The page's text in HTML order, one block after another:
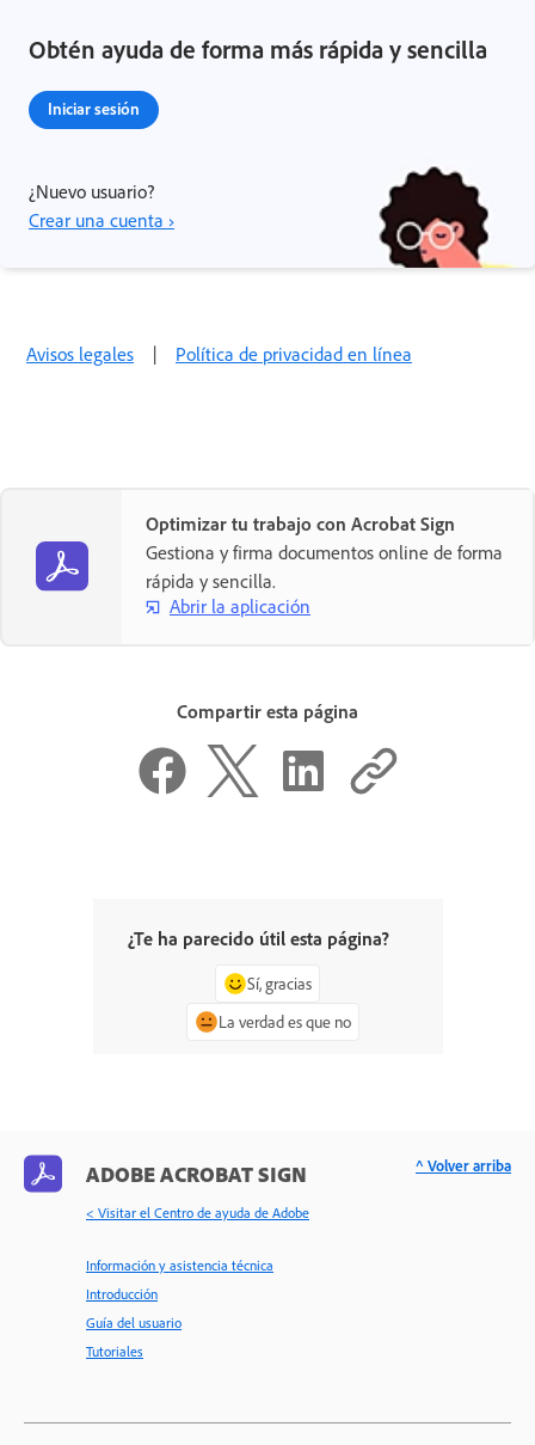
Obtén ayuda de forma más rápida y sencilla
Iniciar sesión
¿Nuevo usuario?
Crear una cuenta ›
Avisos legales | Política de privacidad en línea
Optimizar tu trabajo con Acrobat Sign
Gestiona y firma documentos online de forma
rápida y sencilla.
Abrir la aplicación
Compartir esta página
¿Te ha parecido útil esta página?
Sí, gracias
La verdad es que no
ADOBE ACROBAT SIGN
< Visitar el Centro de ayuda de Adobe
Información y asistencia técnica
Introducción
Guía del usuario
Tutoriales
^ Volver arriba